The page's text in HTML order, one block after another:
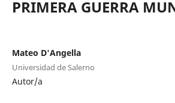
PRIMERA GUERRA
Mateo D'Angella
Universidad de Salerno
Autor/a